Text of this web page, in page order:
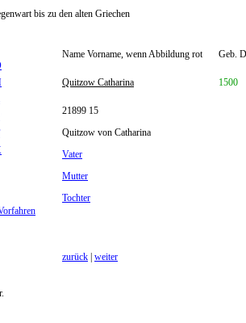
bis zu den alten Griechen
Name Vorname, wenn Abbildung rot Geb.
Quitzow Catharina 1500
21899 15
Quitzow von Catharina
Vater
Mutter
Tochter
zurück weiter